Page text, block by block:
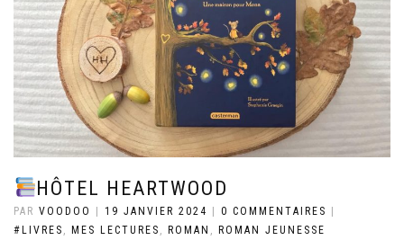
HÔTEL HEARTWOOD
PAR VOODOO 19 JANVIER 2024 0 COMMENTAIRES
#LIVRES , MES LECTURES , ROMAN , ROMAN JEUNESSE